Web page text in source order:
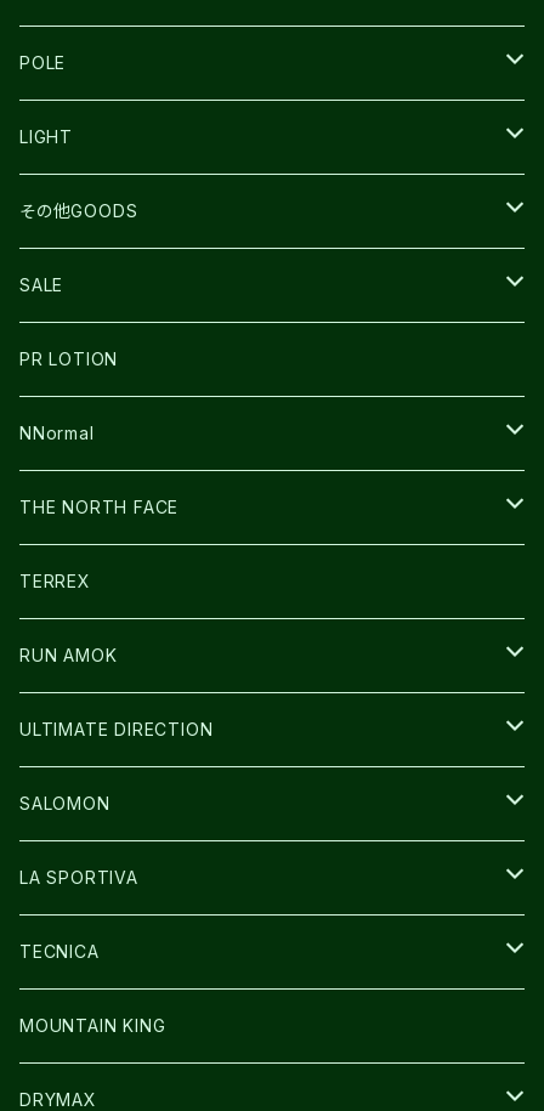
TECNICA
TOPO
BEACH WALK
COMPRESSPORT
ULTRASPIRE
NNormal
R×L
ULTIMATE DIRECTION
R×L
UNWASTED
THE NORTH FACE
LA SPORTIVA
COMPRESSPORT
RUN AMOK
NNormal
POLE
MOUNTAIN KING
LIGHT
PETZL
ULTRASPIRE
BOOKMAN
その他GOODS
SNOWFOOT
PR LOTION
FUSION
ULTIMATE DIRECTION
CARL HOERECKE
ICE TRUST
SALE
SHOES
BAG
WEAR
その他GOODS
PR LOTION
NNormal
SHOES
WEAR
CAP/HAT
BAG
THE NORTH FACE
SHOES
WEAR
BAG
GLOVE
TERREX
RUN AMOK
WEAR
CAP/HAT
ULTIMATE DIRECTION
BAG
GLOVE
SOCKS
その他GOODS
SALOMON
SHOES
BAG
WEAR
GLOVE
LA SPORTIVA
SHOES
WEAR
CAP/HAT
TECNICA
SHOES
MOUNTAIN KING
DRYMAX